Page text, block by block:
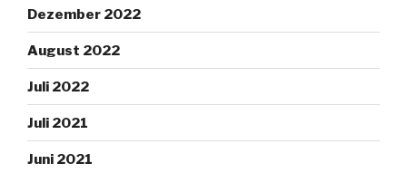
Dezember 2022
August 2022
Juli 2022
Juli 2021
Juni 2021